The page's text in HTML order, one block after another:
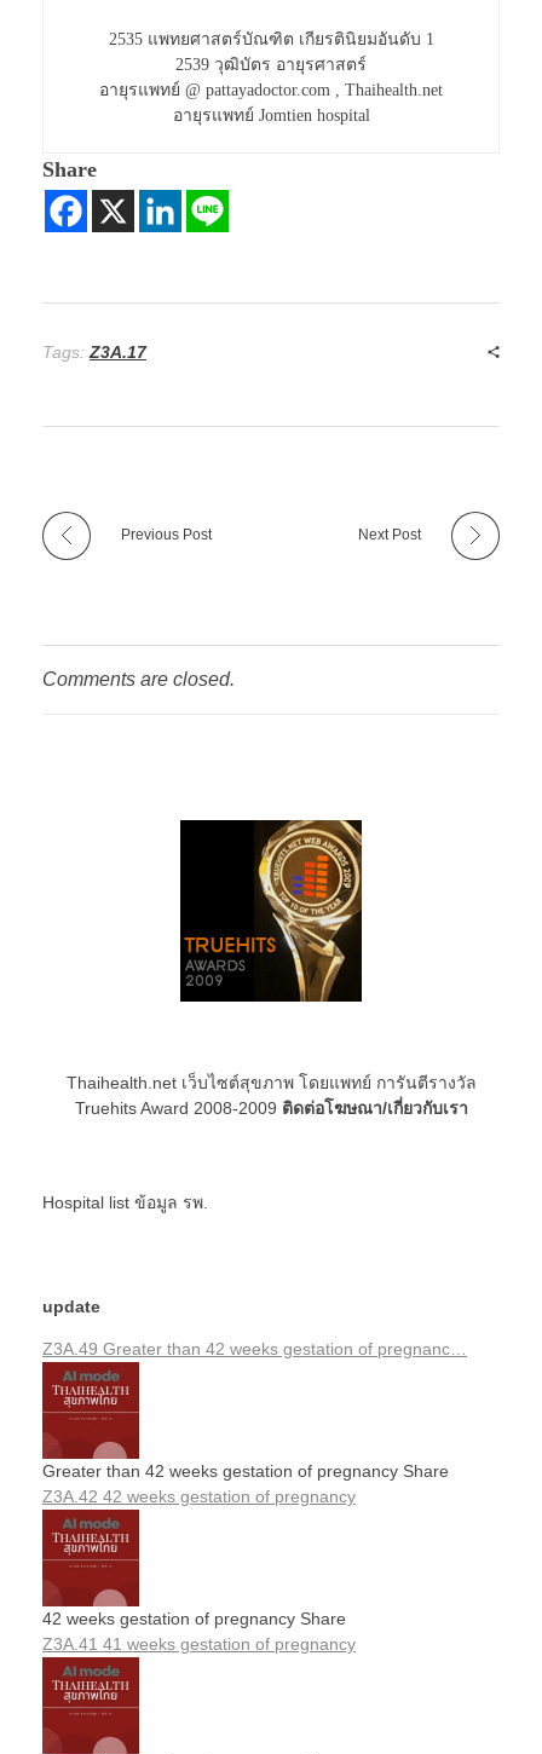
2535 แพทยศาสตร์บัณฑิต เกียรตินิยมอันดับ 1
2539 วุฒิบัตร อายุรศาสตร์
อายุรแพทย์ @ pattayadoctor.com , Thaihealth.net
อายุรแพทย์ Jomtien hospital
Share
Tags: Z3A.17
Previous Post Next Post
Comments are closed.
Thaihealth.net เว็บไซต์สุขภาพ โดยแพทย์ การันตีรางวัล
Truehits Award 2008-2009 ติดต่อโฆษณา/เกี่ยวกับเรา
Hospital list ข้อมูล รพ.
update
Z3A.49 Greater than 42 weeks gestation of pregnanc…
Greater than 42 weeks gestation of pregnancy Share
Z3A.42 42 weeks gestation of pregnancy
42 weeks gestation of pregnancy Share
Z3A.41 41 weeks gestation of pregnancy